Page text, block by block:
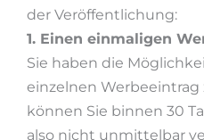
der Veröffentlichung:
1. Einen einmaligen
Sie haben die
einzelnen
können Sie binnen 30
also nicht unmittelbar